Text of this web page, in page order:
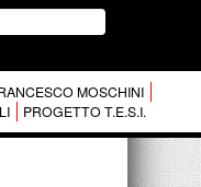
MOSCHINI
PROGETTO T.E.S.I.